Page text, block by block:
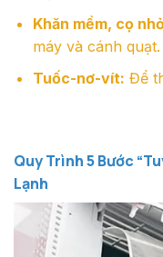
Khăn mềm, cọ
máy và cánh quạt.
Tuốc-nơ-vít: Để
Quy Trình 5 Bước
Lạnh